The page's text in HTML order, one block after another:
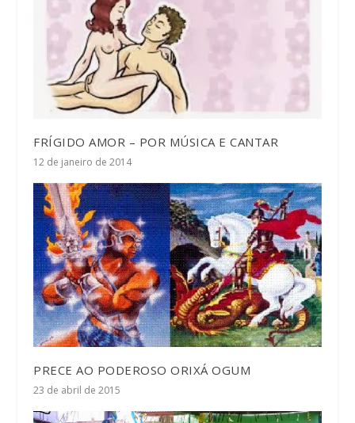
FRÍGIDO AMOR – POR MÚSICA E CANTAR
12 de janeiro de 2014
PRECE AO PODEROSO ORIXÁ OGUM
23 de abril de 2015